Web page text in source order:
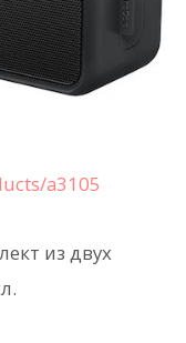
a3105
из двух